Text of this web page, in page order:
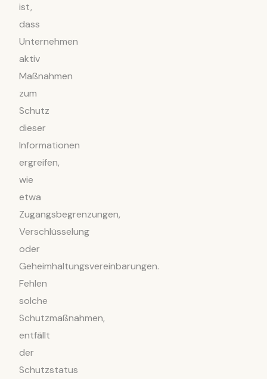
ist,
dass
Unternehmen
aktiv
Maßnahmen
zum
Schutz
dieser
Informationen
ergreifen,
wie
etwa
Zugangsbegrenzungen,
Verschlüsselung
oder
Geheimhaltungsvereinbarungen.
Fehlen
solche
Schutzmaßnahmen,
entfällt
der
Schutzstatus